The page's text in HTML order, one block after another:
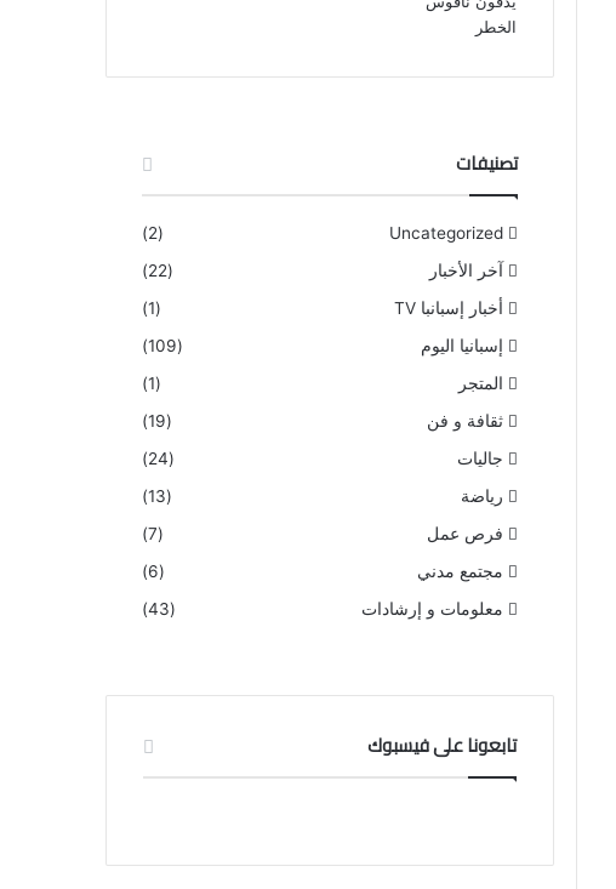
تصنيفات
Uncategorized
(2)
آخر الأخبار
(22)
أخبار إسبانبا TV
(1)
إسبانيا اليوم
(109)
المتجر
(1)
ثقافة و فن
(19)
جاليات
(24)
رياضة
(13)
فرص عمل
(7)
مجتمع مدني
(6)
معلومات و إرشادات
(43)
تابعونا على فيسبوك